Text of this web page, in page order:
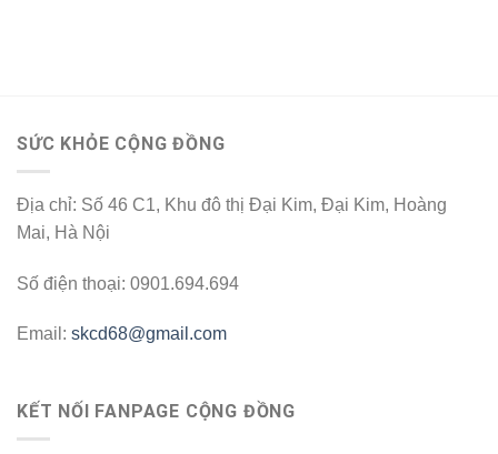
SỨC KHỎE CỘNG ĐỒNG
Địa chỉ: Số 46 C1, Khu đô thị Đại Kim, Đại Kim, Hoàng
Mai, Hà Nội
Số điện thoại: 0901.694.694
Email: skcd68@gmail.com
KẾT NỐI FANPAGE CỘNG ĐỒNG